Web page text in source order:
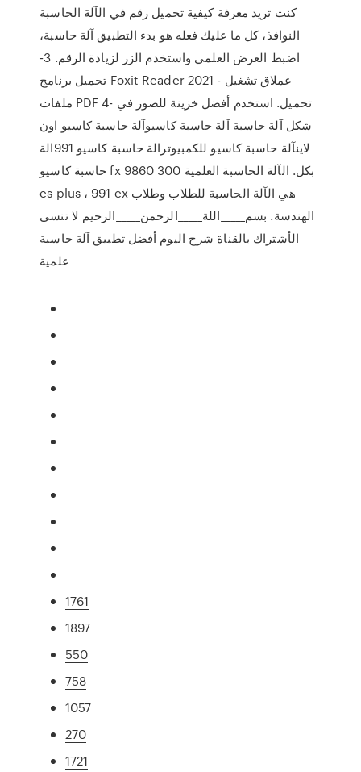
كنت تريد معرفة كيفية تحميل رقم في الآلة الحاسبة
النوافذ، كل ما عليك فعله هو بدء التطبيق آلة حاسبة،
اضبط العرض العلمي واستخدم الزر لزيادة الرقم. 3-
تحميل برنامج Foxit Reader 2021 - عملاق تشغيل
ملفات PDF 4- تحميل. استخدم أفضل خزينة للصور في
شكل آلة حاسبة آلة حاسبة كاسيوآلة حاسبة كاسيو اون
لاينآلة حاسبة كاسيو للكمبيوترالة حاسبة كاسيو 991الة
حاسبة كاسيو fx 9860 بكل. الآلة الحاسبة العلمية 300
es plus ، 991 ex هي الآلة الحاسبة للطلاب وطلاب
الهندسة. بسم_____اللة_____الرحمن_____الرحيم لا تنسى
الأشتراك بالقناة شرح اليوم أفضل تطبيق آلة حاسبة
علمية
1761
1897
550
758
1057
270
1721